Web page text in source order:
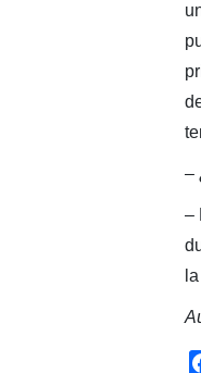
–
–